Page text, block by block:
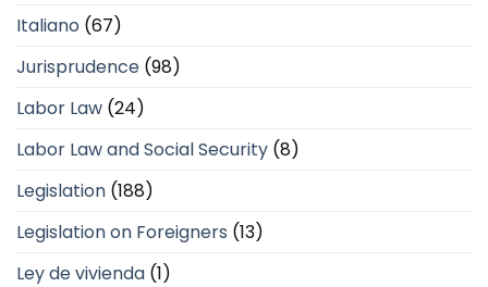
Italiano (67)
Jurisprudence (98)
Labor Law (24)
Labor Law and Social Security (8)
Legislation (188)
Legislation on Foreigners (13)
Ley de vivienda (1)